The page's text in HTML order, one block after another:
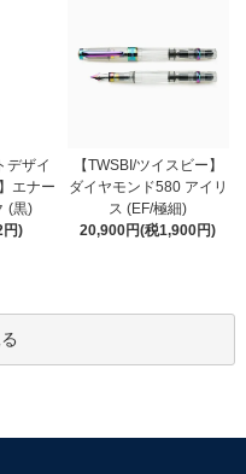
デザイ
エナー
(黒)
円)
【TWSBI/ツイスビー】
ダイヤモンド580 アイリ
ス (EF/極細)
20,900円(税1,900円)